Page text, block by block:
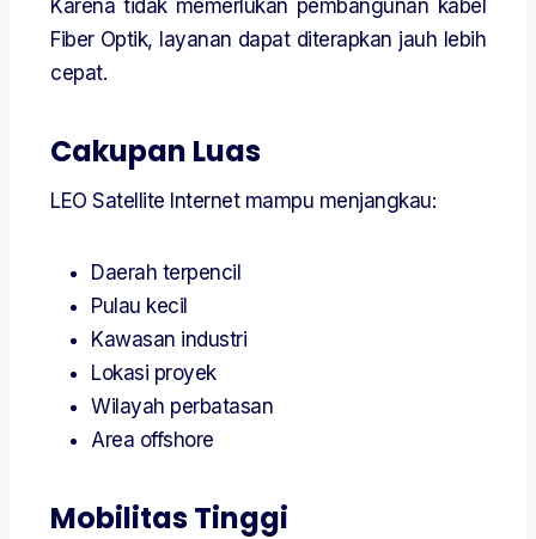
Karena tidak memerlukan pembangunan kabel
Fiber Optik, layanan dapat diterapkan jauh lebih
cepat.
Cakupan Luas
LEO Satellite Internet mampu menjangkau:
Daerah terpencil
Pulau kecil
Kawasan industri
Lokasi proyek
Wilayah perbatasan
Area offshore
Mobilitas Tinggi